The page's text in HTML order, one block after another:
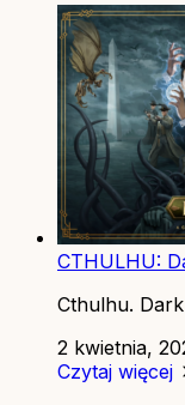
CTHULHU:
Cthulhu.
2 kwietnia,
Czytaj więcej